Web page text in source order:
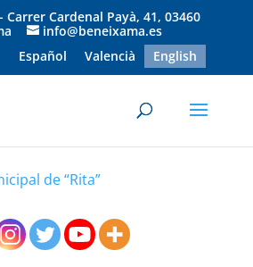
Carrer Cardenal Payà, 41, 03460
info@beneixama.es
Español
Valencià English
de “Rita”